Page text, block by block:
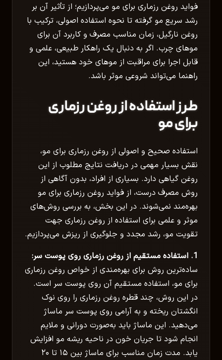
فواید روغن رزماری برای مو می‌پردازیم؛ از تأثیر آن بر
رشد سریع مو گرفته تا نحوه استفاده اصولی، ترکیب با
روغن نارگیل، زمان مناسب مصرف و کاربرد آن برای
موهای چرب. اگر به دنبال یک راهکار طبیعی، علمی و
قابل اجرا برای مراقبت از موهای خود هستید، این
راهنما می‌تواند شروعی موثر باشد.
طرز استفاده از روغن رزماری
برای مو
استفاده صحیح و اصولی از روغن رزماری برای مو،
نقش بسیار مهمی در دریافت نتایج مطلوب از این
روغن گیاهی دارد. بسیاری از افراد، بدون آگاهی از
روش مصرف درست، از فواید روغن رزماری برای مو
بهره‌مند نمی‌شوند. در این بخش، به بررسی روش‌های
موثر و علمی برای استفاده از روغن رزماری جهت
تقویت مو، رشد مجدد و جلوگیری از ریزش می‌پردازیم.
1. استفاده مستقیم از روغن رزماری روی پوست سر:
ساده‌ترین روش برای بهره‌مندی از خواص روغن رزماری
برای مو، استفاده مستقیم آن روی پوست سر است.
در این روش، چند قطره روغن رزماری را روی نوک
انگشتان ریخته و به آرامی روی پوست سر ماساژ
می‌دهید. این ماساژ باید به‌صورت دورانی و ملایم
انجام شود تا جریان خون در ناحیه ریشه مو افزایش
یابد. مدت زمان مناسب برای ماساژ بین ۱۵ تا ۲۰